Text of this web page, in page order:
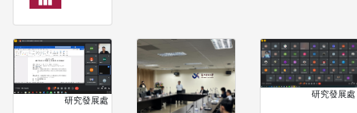
研究發展處
研究發展處